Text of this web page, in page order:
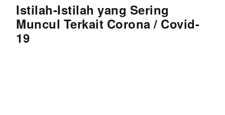
Istilah-Istilah yang Sering
Muncul Terkait Corona / Covid-
19